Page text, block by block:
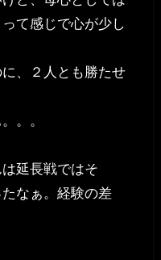
て感じで心が少し
、２人とも勝たせ
。。
延長戦ではそ
なぁ。経験の差